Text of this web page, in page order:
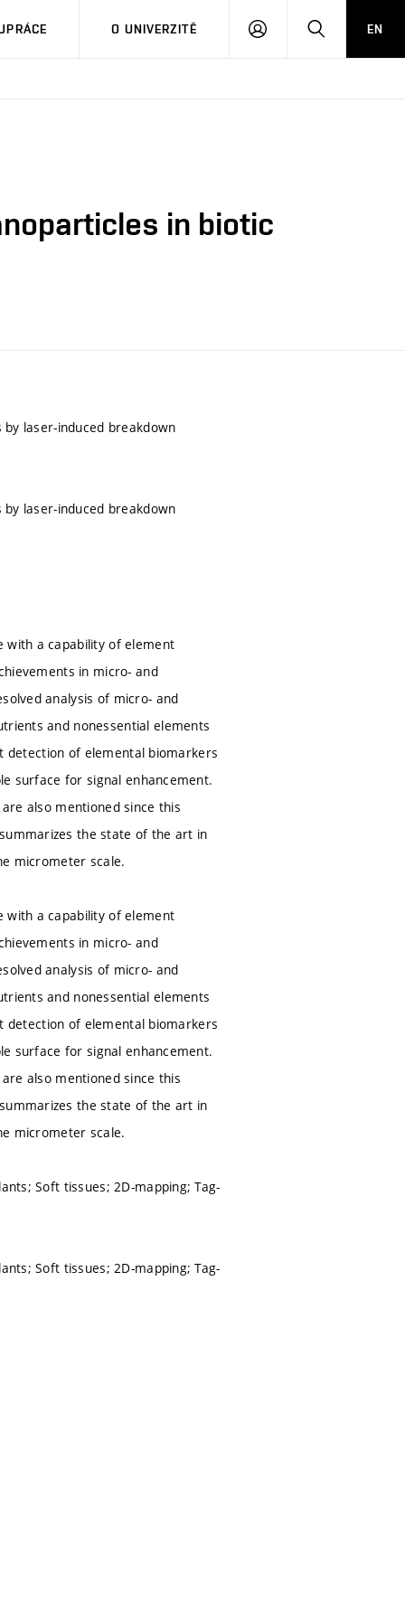
O UNIVERZITĚ
PŘIHLÁSIT HLEDATEN
in biotic
laser-induced breakdown
laser-induced breakdown
with a capability of element
in micro- and
analysis of micro- and
and nonessential elements
detection of elemental biomarkers
surface for signal enhancement.
also mentioned since this
the state of the art in
micrometer scale.
with a capability of element
in micro- and
analysis of micro- and
and nonessential elements
detection of elemental biomarkers
surface for signal enhancement.
also mentioned since this
the state of the art in
micrometer scale.
Soft tissues; 2D-mapping; Tag-
Soft tissues; 2D-mapping; Tag-